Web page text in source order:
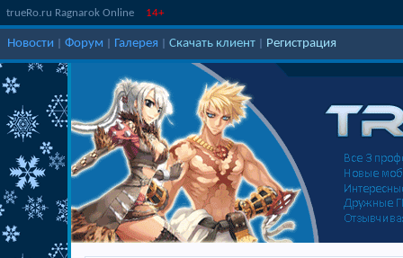
trueRo.ru Ragnarok Online 14+
Новости Форум Галерея Скачать клиент Регистрация